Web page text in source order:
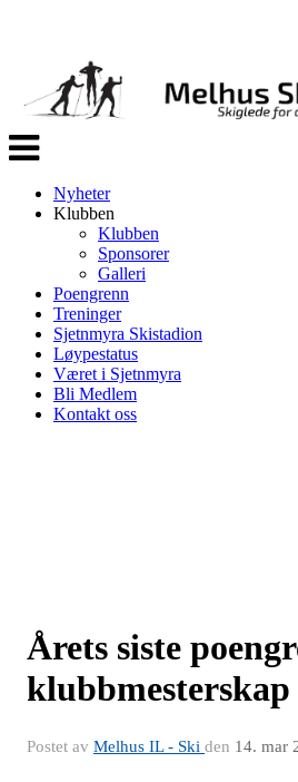
Veksle
navigasjon
Nyheter
Klubben
Klubben
Sponsorer
Galleri
Poengrenn
Treninger
Sjetnmyra Skistadion
Løypestatus
Været i Sjetnmyra
Bli Medlem
Kontakt oss
Årets siste
klubbmesterskap
Postet av Melhus IL - Ski den 14. mar